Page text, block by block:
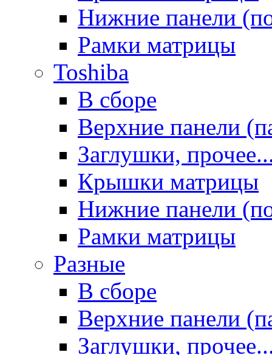
Нижние панели
Рамки матрицы
Toshiba
В сборе
Верхние панели
Заглушки,
Крышки матрицы
Нижние панели
Рамки матрицы
Разные
В сборе
Верхние панели
Заглушки,